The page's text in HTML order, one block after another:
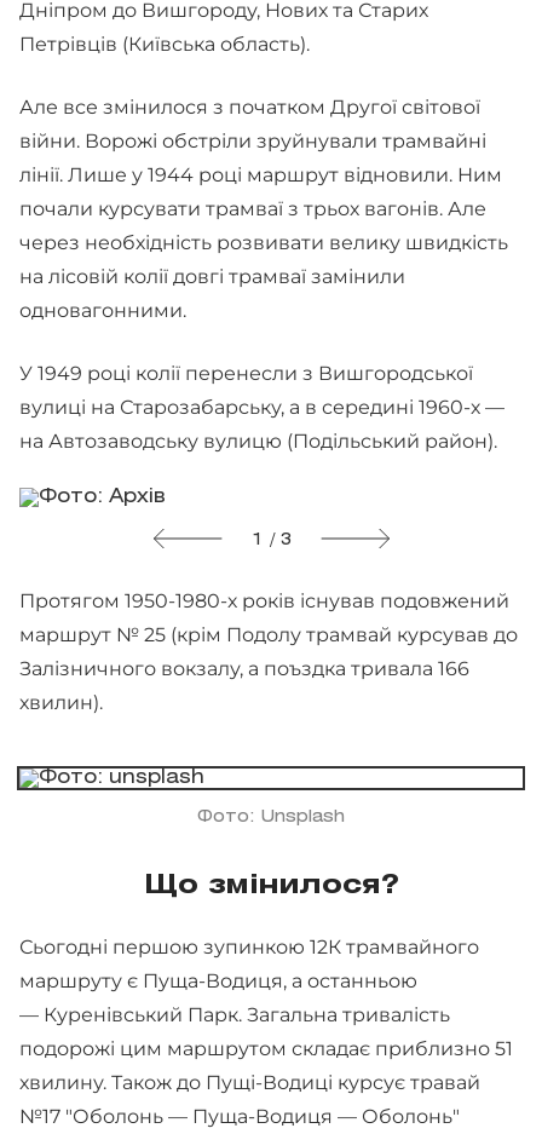
Дніпром до Вишгороду, Нових та Старих
Петрівців (Київська область).
Але все змінилося з початком Другої світової
війни. Ворожі обстріли зруйнували трамвайні
лінії. Лише у 1944 році маршрут відновили. Ним
почали курсувати трамваї з трьох вагонів. Але
через необхідність розвивати велику швидкість
на лісовій колії довгі трамваї замінили
одновагонними.
У 1949 році колії перенесли з Вишгородської
вулиці на Старозабарську, а в середині 1960-х —
на Автозаводську вулицю (Подільський район).
1 / 3
Протягом 1950-1980-х років існував подовжений
маршрут № 25 (крім Подолу трамвай курсував до
Залізничного вокзалу, а поъздка тривала 166
хвилин).
Фото: Unsplash
Що змінилося?
Сьогодні першою зупинкою 12К трамвайного
маршруту є Пуща-Водиця, а останньою
— Куренівський Парк. Загальна тривалість
подорожі цим маршрутом складає приблизно 51
хвилину. Також до Пущі-Водиці курсує травай
№17 "Оболонь — Пуща-Водиця — Оболонь"